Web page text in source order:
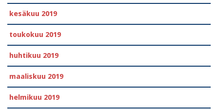
kesäkuu 2019
toukokuu 2019
huhtikuu 2019
maaliskuu 2019
helmikuu 2019